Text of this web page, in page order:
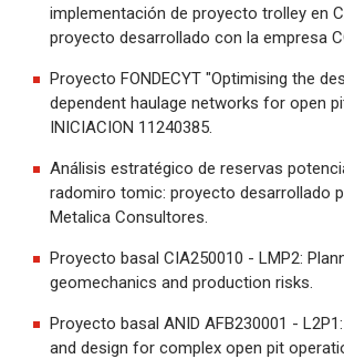
implementación de proyecto trolley en
proyecto desarrollado con la empresa
Proyecto FONDECYT "Optimising the
dependent haulage networks for open
INICIACION 11240385.
Análisis estratégico de reservas
radomiro tomic: proyecto desarrollado
Metalica Consultores.
Proyecto basal CIA250010 - LMP2:
geomechanics and production risks.
Proyecto basal ANID AFB230001 -
and design for complex open pit